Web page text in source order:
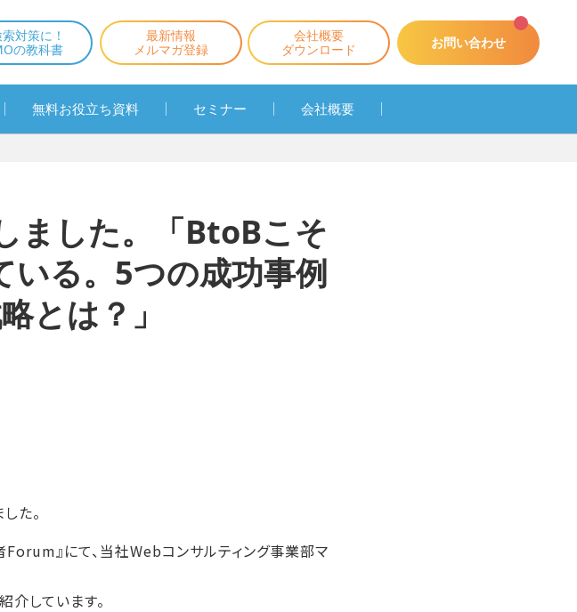
対策に！
の教科書
最新情報
メルマガ登録
会社概要
ダウンロード
お問い合わせ
無料お役立ち資料 セミナー 会社概要
ました。「BtoBこそ
る。5つの成功事例
とは？」
た。
』にて、当社Webコンサルティング事業部マ
しています。